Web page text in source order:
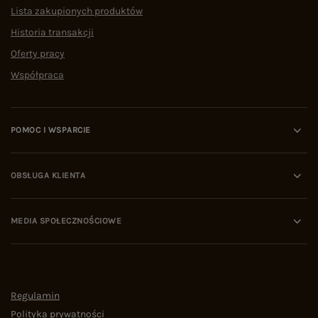
Lista zakupionych produktów
Historia transakcji
Oferty pracy
Współpraca
POMOC I WSPARCIE
OBSŁUGA KLIENTA
MEDIA SPOŁECZNOŚCIOWE
Regulamin
Polityka prywatności